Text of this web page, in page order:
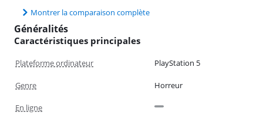
Montrer la comparaison complète
Généralités
Caractéristiques principales
Plateforme ordinateur PlayStation 5
Genre Horreur
En ligne